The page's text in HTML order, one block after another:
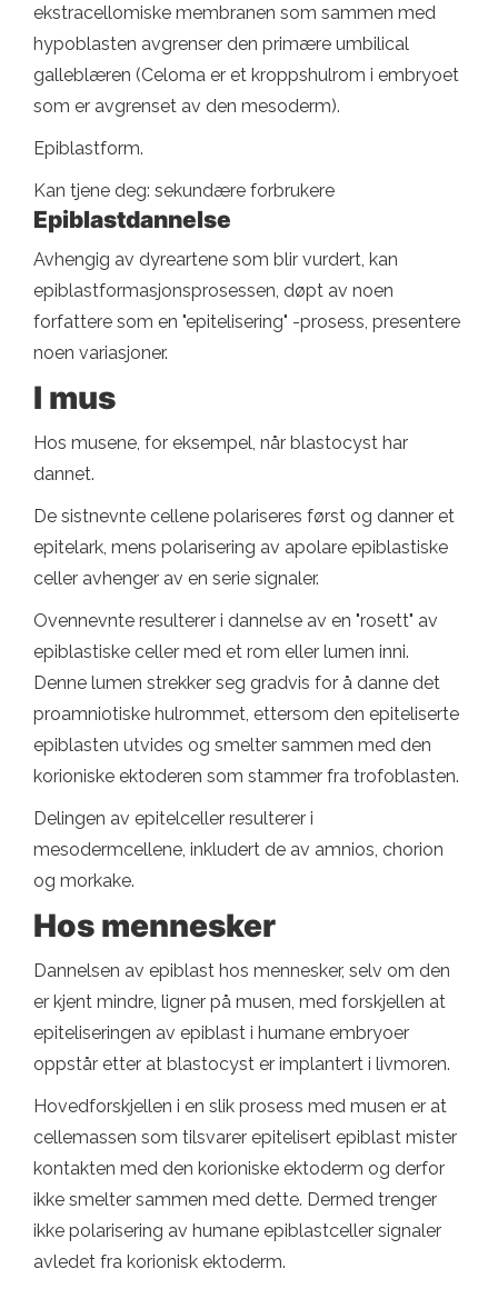
ekstracellomiske membranen som sammen med
hypoblasten avgrenser den primære umbilical
galleblæren (Celoma er et kroppshulrom i embryoet
som er avgrenset av den mesoderm).
Epiblastform.
Kan tjene deg: sekundære forbrukere
Epiblastdannelse
Avhengig av dyreartene som blir vurdert, kan
epiblastformasjonsprosessen, døpt av noen
forfattere som en "epitelisering" -prosess, presentere
noen variasjoner.
I mus
Hos musene, for eksempel, når blastocyst har
dannet.
De sistnevnte cellene polariseres først og danner et
epitelark, mens polarisering av apolare epiblastiske
celler avhenger av en serie signaler.
Ovennevnte resulterer i dannelse av en "rosett" av
epiblastiske celler med et rom eller lumen inni.
Denne lumen strekker seg gradvis for å danne det
proamniotiske hulrommet, ettersom den epiteliserte
epiblasten utvides og smelter sammen med den
korioniske ektoderen som stammer fra trofoblasten.
Delingen av epitelceller resulterer i
mesodermcellene, inkludert de av amnios, chorion
og morkake.
Hos mennesker
Dannelsen av epiblast hos mennesker, selv om den
er kjent mindre, ligner på musen, med forskjellen at
epiteliseringen av epiblast i humane embryoer
oppstår etter at blastocyst er implantert i livmoren.
Hovedforskjellen i en slik prosess med musen er at
cellemassen som tilsvarer epitelisert epiblast mister
kontakten med den korioniske ektoderm og derfor
ikke smelter sammen med dette. Dermed trenger
ikke polarisering av humane epiblastceller signaler
avledet fra korionisk ektoderm.